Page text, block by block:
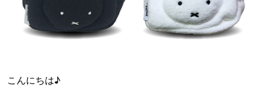
こんにちは♪